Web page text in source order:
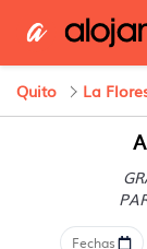
Quito La
Fechas